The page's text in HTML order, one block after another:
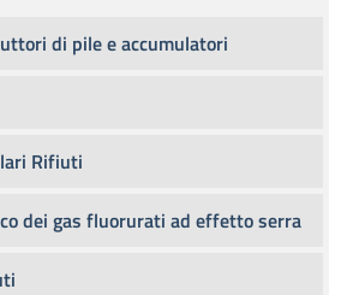
di pile e accumulatori
Rifiuti
dei gas fluorurati ad effetto serra